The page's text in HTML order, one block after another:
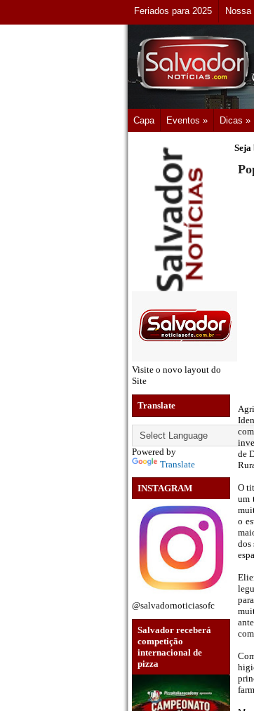
Feriados para 2025
Capa Eventos » Dicas »
Visite o novo layout do
Site
Translate
Powered by
Translate
INSTAGRAM
@salvadornoticiasofc
Salvador receberá
competição
internacional de
pizza
Seja
de
O
um
o
dos